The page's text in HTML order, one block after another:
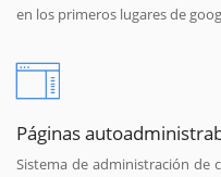
en los primeros lugares de
Páginas
Sistema de administración de